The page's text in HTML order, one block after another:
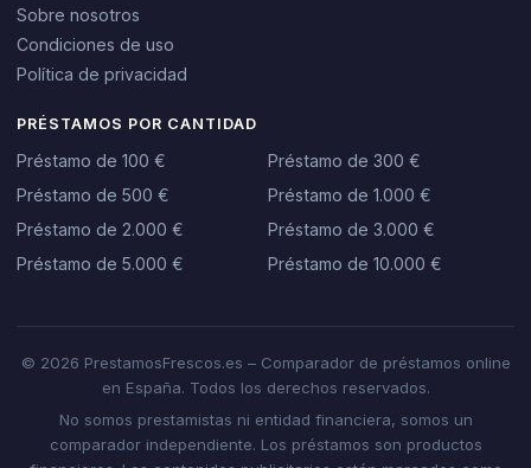
Sobre nosotros
Condiciones de uso
Política de privacidad
PRÉSTAMOS POR CANTIDAD
Préstamo de 100 €
Préstamo de 300 €
Préstamo de 500 €
Préstamo de 1.000 €
Préstamo de 2.000 €
Préstamo de 3.000 €
Préstamo de 5.000 €
Préstamo de 10.000 €
© 2026 PrestamosFrescos.es – Comparador de préstamos online
en España. Todos los derechos reservados.
No somos prestamistas ni entidad financiera, somos un
comparador independiente. Los préstamos son productos